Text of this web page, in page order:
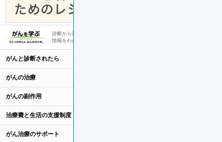
診断から治療まで、ひとりのがんにみんなで向き合っていくために必要な
情報をわかりやすく解説
Introduction
Footer
Sitemap
がんと診断されたら
がんの治療
がんの副作用
治療費と生活の支援制度
がん治療のサポート